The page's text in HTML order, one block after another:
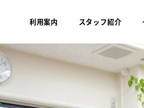
利用案内 スタッフ紹介